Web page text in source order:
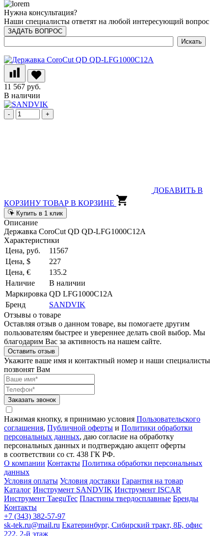
Нужна консультация?
Наши специалисты ответят на любой интересующий вопрос
ЗАДАТЬ ВОПРОС
11 567 руб.
В наличии
- +
ДОБАВИТЬ В
КОРЗИНУ ТОВАР В КОРЗИНЕ
Купить в 1 клик
Описание
Державка CoroCut QD QD-LFG1000C12A
Характеристики
Цена, руб.
11567
Цена, $
227
Цена, €
135.2
Наличие
В наличии
Маркировка QD LFG1000C12A
Бренд
SANDVIK
Отзывы о товаре
Оставляя отзыв о данном товаре, вы помогаете другим
пользователям быстрее и увереннее делать свой выбор. Мы
благодарим Вас за активность на нашем сайте.
Оставить отзыв
Укажите ваше имя и контактный номер и наши специалисты
позвонят Вам
Заказать звонок
Нажимая кнопку, я принимаю условия Пользовательского
соглашения, Публичной оферты и Политики обработки
персональных данных, даю согласие на обработку
персональных данных и подтверждаю акцепт оферты
в соответствии со ст. 438 ГК РФ.
О компании Контакты Политика обработки персональных
данных
Условия оплаты Условия доставки Гарантия на товар
Каталог Инструмент SANDVIK Инструмент ISCAR
Инструмент TaeguTec Пластины твердосплавные Бренды
Контакты
+7 (343) 382-57-97
sk-tek.ru@mail.ru Екатеринбург, Сибирский тракт, 8Б, офис
222, 2-й этаж